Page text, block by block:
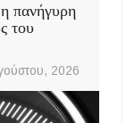
πανήγυρη
του
2026